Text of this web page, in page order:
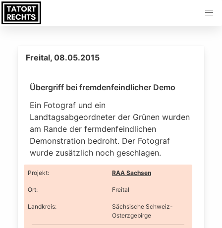
Freital, 08.05.2015
Übergriff bei fremdenfeindlicher Demo
Ein Fotograf und ein
Landtagsabgeordneter der Grünen wurden
am Rande der fermdenfeindlichen
Demonstration bedroht. Der Fotograf
wurde zusätzlich noch geschlagen.
Projekt: RAA Sachsen
Ort: Freital
Landkreis:
Sächsische Schweiz-
Osterzgebirge